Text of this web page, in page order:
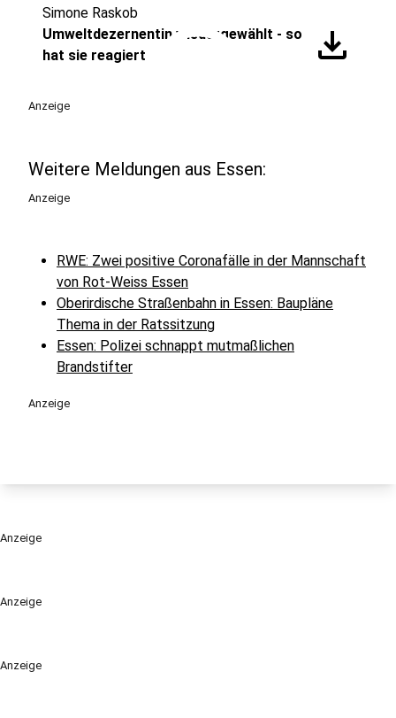
Anzeige
Anzeige
play_circle
Simone Raskob
Umweltdezernentin wiedergewählt - so
hat sie reagiert
download
Anzeige
Weitere Meldungen aus Essen:
Anzeige
RWE: Zwei positive Coronafälle in der Mannschaft
von Rot-Weiss Essen
Oberirdische Straßenbahn in Essen: Baupläne
Thema in der Ratssitzung
Essen: Polizei schnappt mutmaßlichen
Brandstifter
Anzeige
Anzeige